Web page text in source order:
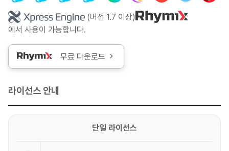
(버전 1.7 이상)
에서 사용이 가능합니다.
무료 다운로드
라이선스 안내
단일 라이선스